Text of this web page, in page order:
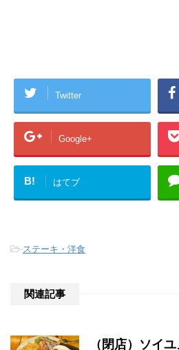
Twitter
Google+
B! はてブ
-ステーキ・洋食
関連記事
（閉店）ソイ